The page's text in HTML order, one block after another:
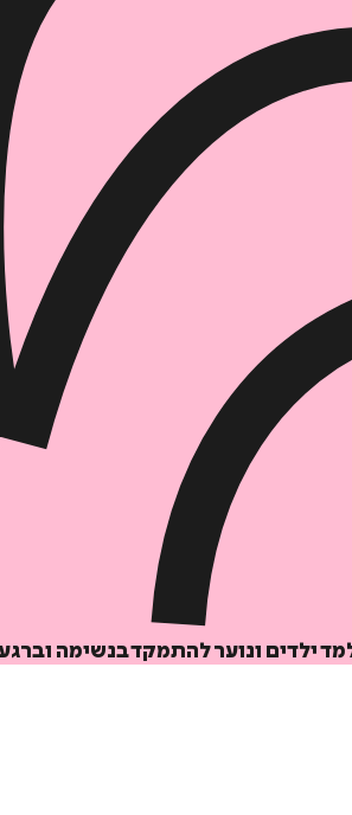
₪0 ילדים ונוער להתמקד בנשימה